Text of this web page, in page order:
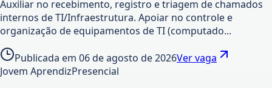
Auxiliar no recebimento, registro e triagem de chamados
internos de TI/Infraestrutura. Apoiar no controle e
organização de equipamentos de TI (computado...
Publicada em 06 de agosto de 2026Ver vaga
Jovem AprendizPresencial